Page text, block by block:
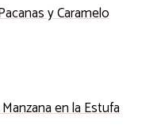
y Caramelo
en la Estufa